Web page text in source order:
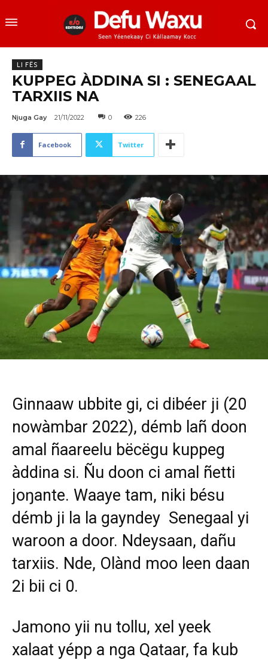
LI FËS
KUPPEG ÀDDINA SI : SENEGAAL
TARXIIS NA
Njuga Gay 21/11/2022 0 226
Facebook Twitter
Ginnaaw ubbite gi, ci dibéer ji (20
nowàmbar 2022), démb lañ doon
amal ñaareelu bëcëgu kuppeg
àddina si. Ñu doon ci amal ñetti
joŋante. Waaye tam, niki bésu
démb ji la la gayndey Senegaal yi
waroon a door. Ndeysaan, dañu
tarxiis. Nde, Olànd moo leen daan
2i bii ci 0.
Jamono yii nu tollu, xel yeek
xalaat yépp a nga Qataar, fa kub